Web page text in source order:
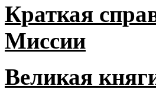
Краткая
Миссии
Великая